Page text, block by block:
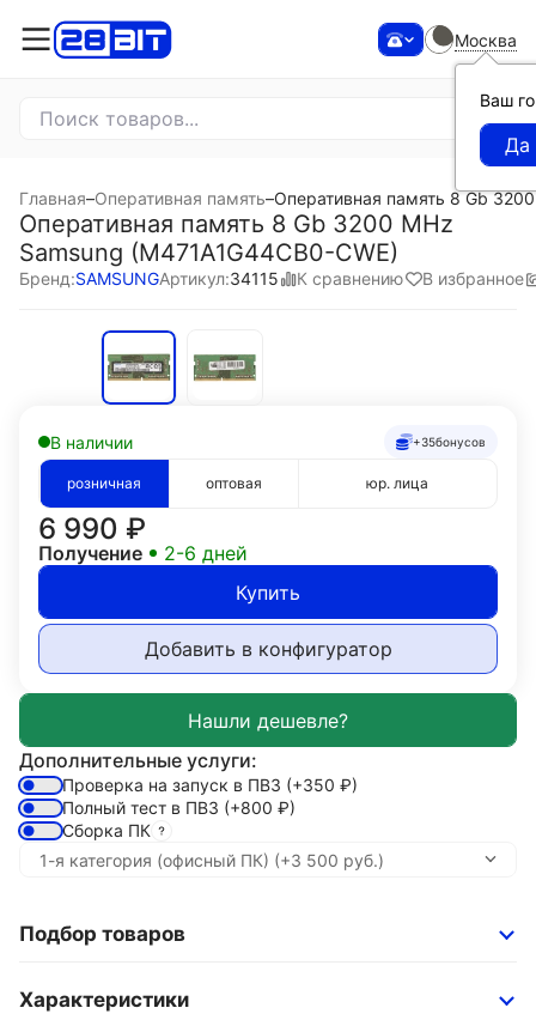
Москва
Ваш
Главная–Оперативная память–Оперативная память 8 Gb
Оперативная память 8 Gb 3200 MHz
Samsung (M471A1G44CB0-CWE)
Бренд:SAMSUNGАртикул:34115 К сравнению В избранное
В наличии +35бонусов
розничная оптовая юр. лица
6 990 ₽
Получение
2-6 дней
Купить
Добавить в конфигуратор
Дополнительные услуги:
Проверка на запуск в ПВЗ (+350 ₽)
Полный тест в ПВЗ (+800 ₽)
Сборка ПК
Подбор товаров
Характеристики